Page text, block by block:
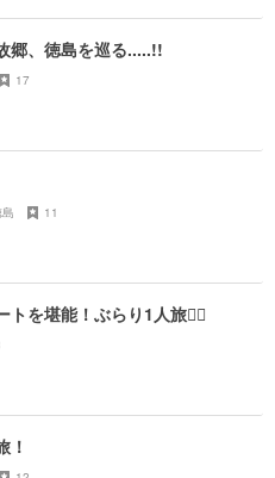
郷、徳島を巡る.....!!
17
11
トを堪能！ぶらり1人旅🚶‍♀️
！